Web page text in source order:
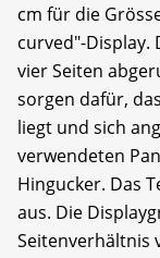
cm für die
curved"-Display.
vier Seiten
sorgen dafür,
liegt und sich
verwendeten
Hingucker. Das
aus. Die
Seitenverhältnis